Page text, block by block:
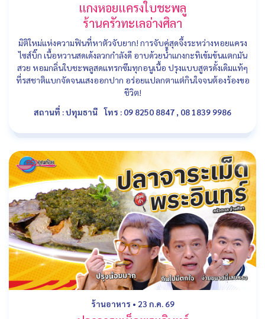
แกงหอยแครงใบชะพลู
ร้านครัวทะเลอ่างศิลา
มิติใหม่แห่งความฟินที่หาตัวจับยาก! การจับคู่สุดจึ้งระหว่างหอยแครง
ไซส์บิ๊ก เนื้อหวานสดเด้งลวกกำลังดี อาบด้วยน้ำแกงกะทิเข้มข้นแตกมัน
สวย หอมกลิ่นใบชะพลูสดแทรกซึมทุกอนูเนื้อ ปรุงแบบสูตรดั้งเดิมแท้ๆ
ที่รสชาติแบกจัดจนแสงออกปาก อร่อยแปลกตาแต่กินใจจนต้องร้องขอ
ชีวิต!
สถานที่ : ปทุมธานี
โทร : 09 8250 8847 , 08 1839 9986
ร้านอาหาร • 23 ก.ค. 69